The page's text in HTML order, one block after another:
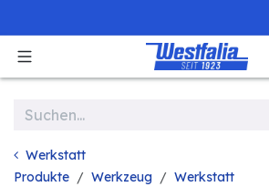
Werkstatt
Produkte
Werkzeug
Werkstatt